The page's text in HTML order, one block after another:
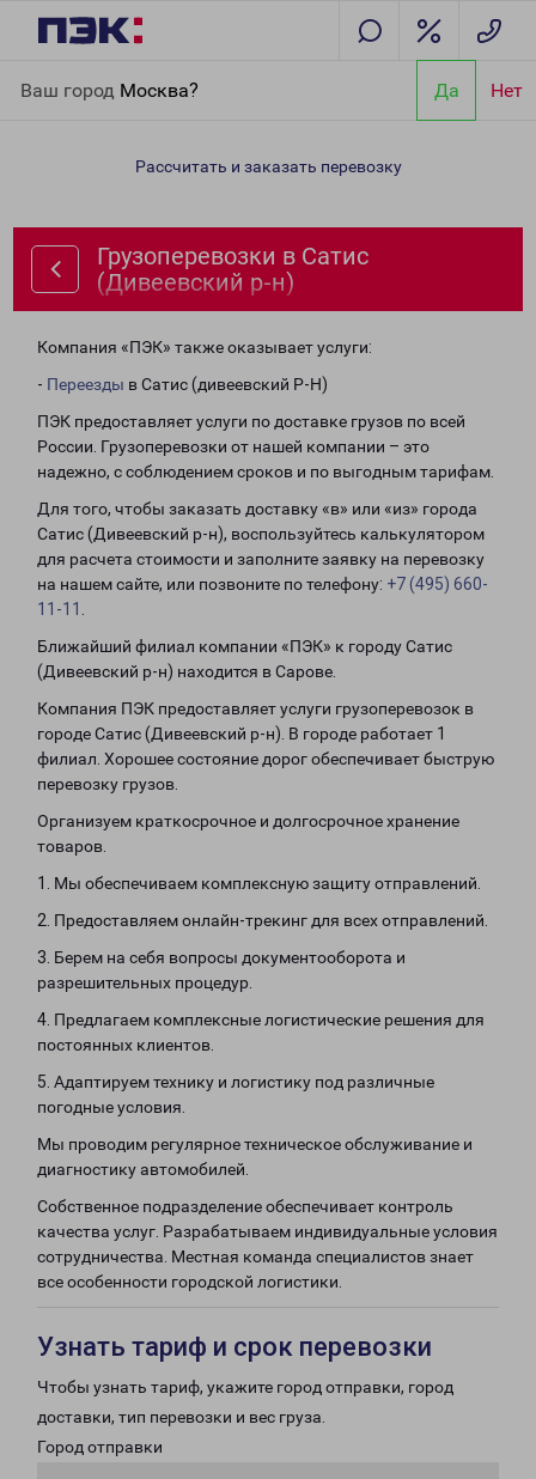
Ваш город Москва? Да Нет
р-н)
Рассчитать и заказать перевозку
Грузоперевозки в Сатис
(Дивеевский р-н)
Компания «ПЭК» также оказывает услуги:
- Переезды в Сатис (дивеевский Р-Н)
ПЭК предоставляет услуги по доставке грузов по всей
России. Грузоперевозки от нашей компании – это
надежно, с соблюдением сроков и по выгодным тарифам.
Для того, чтобы заказать доставку «в» или «из» города
Сатис (Дивеевский р-н), воспользуйтесь калькулятором
для расчета стоимости и заполните заявку на перевозку
на нашем сайте, или позвоните по телефону: +7 (495) 660-
11-11
Ближайший филиал компании «ПЭК» к городу Сатис
(Дивеевский р-н) находится в Сарове.
Компания ПЭК предоставляет услуги грузоперевозок в
городе Сатис (Дивеевский р-н). В городе работает 1
филиал. Хорошее состояние дорог обеспечивает быструю
перевозку грузов.
Организуем краткосрочное и долгосрочное хранение
товаров.
1. Мы обеспечиваем комплексную защиту отправлений.
2. Предоставляем онлайн-трекинг для всех отправлений.
3. Берем на себя вопросы документооборота и
разрешительных процедур.
4. Предлагаем комплексные логистические решения для
постоянных клиентов.
5. Адаптируем технику и логистику под различные
погодные условия.
Мы проводим регулярное техническое обслуживание и
диагностику автомобилей.
Собственное подразделение обеспечивает контроль
качества услуг. Разрабатываем индивидуальные условия
сотрудничества. Местная команда специалистов знает
все особенности городской логистики.
Узнать тариф и срок перевозки
Чтобы узнать тариф, укажите город отправки, город
доставки, тип перевозки и вес груза.
Город отправки